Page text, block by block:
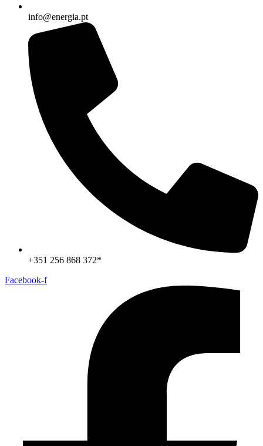
info@energia.pt
+351 256 868 372*
Facebook-f